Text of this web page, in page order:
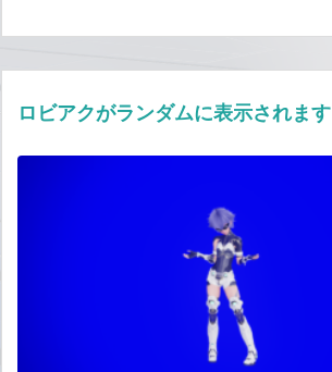
ロビアクがランダムに表示されます